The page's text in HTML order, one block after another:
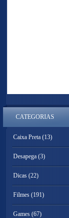
CATEGORIAS
Caixa Preta (13)
Desapega (3)
Dicas (22)
Filmes (191)
Games (67)